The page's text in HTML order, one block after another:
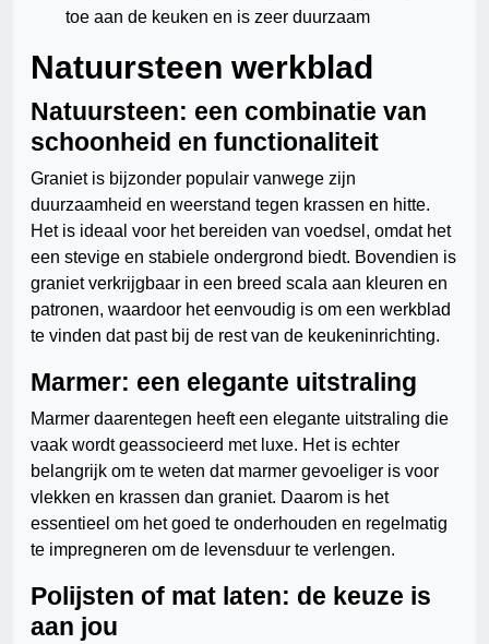
toe aan de keuken en is zeer duurzaam
Natuursteen werkblad
Natuursteen: een combinatie van
schoonheid en functionaliteit
Graniet is bijzonder populair vanwege zijn
duurzaamheid en weerstand tegen krassen en hitte.
Het is ideaal voor het bereiden van voedsel, omdat het
een stevige en stabiele ondergrond biedt. Bovendien is
graniet verkrijgbaar in een breed scala aan kleuren en
patronen, waardoor het eenvoudig is om een werkblad
te vinden dat past bij de rest van de keukeninrichting.
Marmer: een elegante uitstraling
Marmer daarentegen heeft een elegante uitstraling die
vaak wordt geassocieerd met luxe. Het is echter
belangrijk om te weten dat marmer gevoeliger is voor
vlekken en krassen dan graniet. Daarom is het
essentieel om het goed te onderhouden en regelmatig
te impregneren om de levensduur te verlengen.
Polijsten of mat laten: de keuze is
aan jou